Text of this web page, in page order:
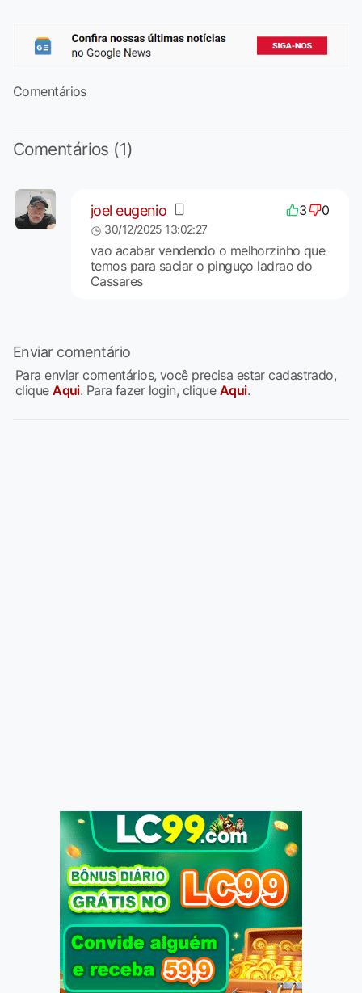
Comentários
Comentários (1)
joel eugenio 3 0
30/12/2025 13:02:27
vao acabar vendendo o melhorzinho que
temos para saciar o pinguço ladrao do
Cassares
Enviar comentário
Para enviar comentários, você precisa estar cadastrado,
cliqueAqui. Para fazer login, clique Aqui.